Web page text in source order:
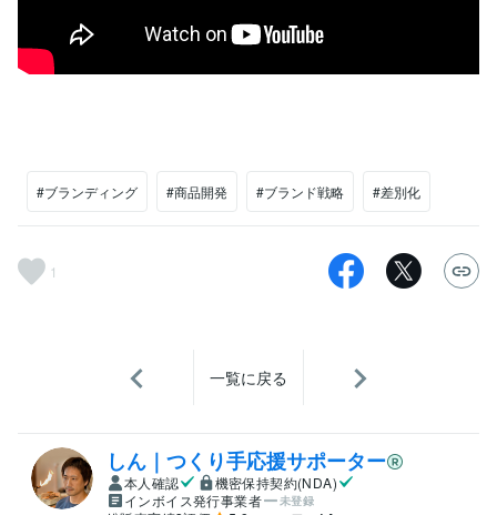
#ブランディング #商品開発 #ブランド戦略 #差別化
1
一覧に戻る
しん｜つくり手応援サポーター
本人確認
機密保持契約(NDA)
インボイス発行事業者
未登録